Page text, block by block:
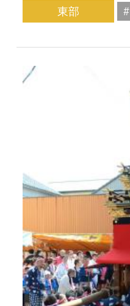
東部